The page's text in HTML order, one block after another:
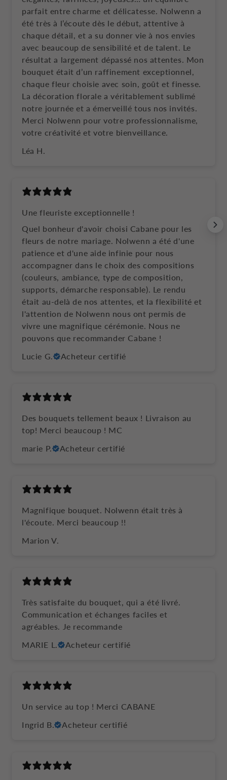
parfait entre charme et délicatesse. Nolwenn a
été très à l’écoute dès le début, attentive à
chaque détail, et a su donner vie à nos envies
avec beaucoup de sensibilité et de talent. Le
résultat a largement dépassé nos attentes. Mon
bouquet était d’un raffinement exceptionnel,
chaque fleur choisie avec soin, goût et finesse.
La décoration florale a véritablement sublimé
notre journée et a émerveillé tous nos invités.
Merci Nolwenn pour votre professionnalisme,
votre créativité et votre bienveillance.
Léa H.
Une fleuriste exceptionnelle !
Quel bonheur d'avoir choisi Cabane pour les
fleurs de notre mariage. Nolwenn a été d'une
patience et d'une aide infinie pour nous
accompagner dans le choix des compositions
(couleurs, ambiance, type de composition,
supports, démarche responsable). Le rendu
était au-delà de nos attentes, et la flexibilité et
l'attention de Nolwenn nous ont permis de
vivre une magnifique cérémonie. Nous ne
pouvons que recommander Cabane !
Lucie G.
Acheteur certifié
Des bouquets tellement beaux ! Livraison au
top! Merci beaucoup ! MC
marie P.
Acheteur certifié
Magnifique bouquet. Nolwenn était très à
l'écoute. Merci beaucoup !!
Marion V.
Très satisfaite du bouquet, qui a été livré.
Communication et échanges faciles et
agréables. Je recommande
MARIE L.
Acheteur certifié
Un service au top ! Merci CABANE
Ingrid B.
Acheteur certifié